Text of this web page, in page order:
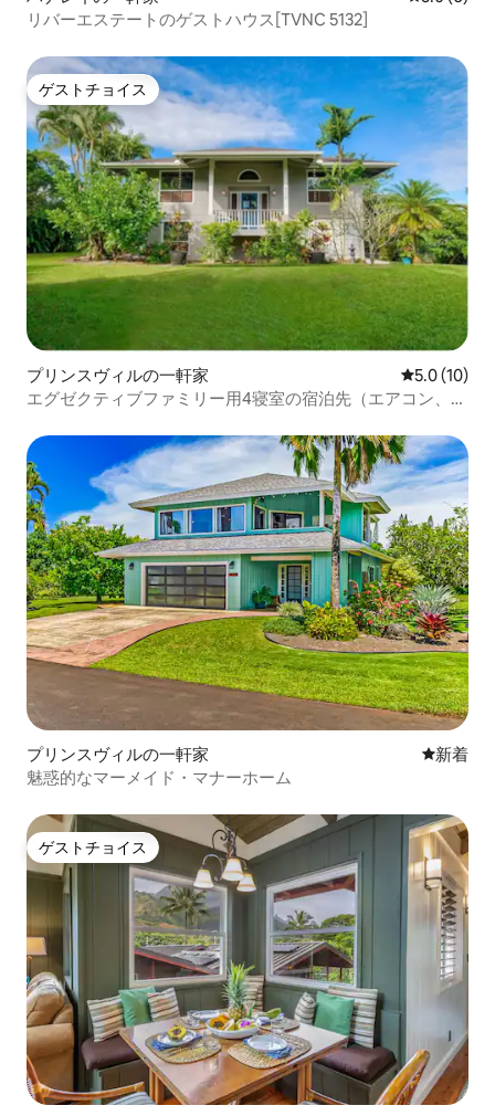
リバーエステートのゲストハウス[TVNC 5132]
ゲストチョイス
ゲストチョイス
プリンスヴィルの一軒家 レビュー10
5.0 (10)
エグゼクティブファミリー用4寝室の宿泊先（エアコン、ス
プリンスヴィルの一軒家 新しい宿
新着
魅惑的なマーメイド・マナーホーム
ゲストチョイス
ゲストチョイス